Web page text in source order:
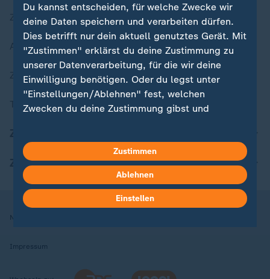
Zuletzt veröffentlicht
Aktuelle Sendungs-Videos
ZDFheute Stories
Themen im Überblick
ZDFheute Apps
Nutzungsbedingungen
Impressum
Du kannst entscheiden, für welche Zwecke wir
deine Daten speichern und verarbeiten dürfen.
Dies betrifft nur dein aktuell genutztes Gerät. Mit
"Zustimmen" erklärst du deine Zustimmung zu
unserer Datenverarbeitung, für die wir deine
Einwilligung benötigen. Oder du legst unter
"Einstellungen/Ablehnen" fest, welchen
Zwecken du deine Zustimmung gibst und
in deinen Einstellungen widerrufen oder ändern.
Hier findest du das Impressum.
Weitere Informationen findest du in unserer
Datenschutzerklärung.
Zustimmen
Ablehnen
Einstellen